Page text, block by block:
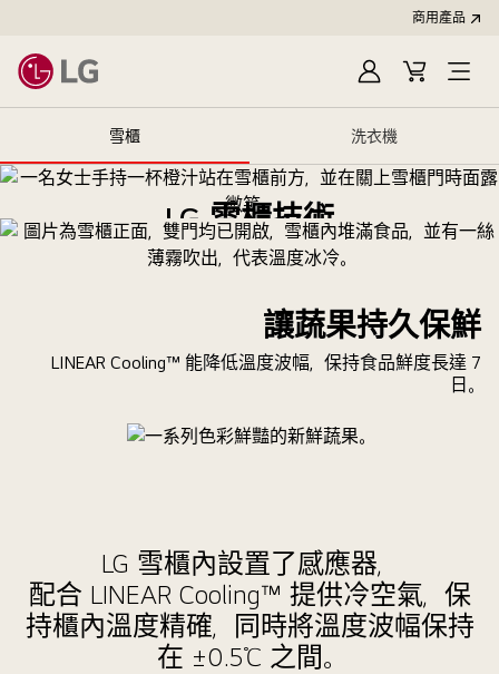
商用產品
登
入
購
物
雪櫃 洗衣機
LG 雪櫃技術
瀏覽整條影片
讓蔬果持久保鮮
LINEAR Cooling™ 能降低溫度波幅，保持食品鮮度長達 7
日。
LG 雪櫃內設置了感應器，
配合 LINEAR Cooling™ 提供冷空氣，保
持櫃內溫度精確，同時將溫度波幅保持
在 ±0.5℃ 之間。